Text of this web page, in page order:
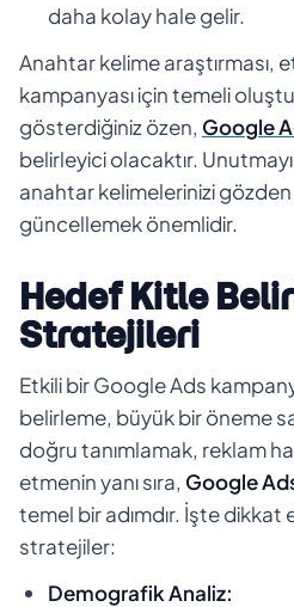
daha kolay hale gelir.
Anahtar kelime araştırması,
kampanyası için temeli
gösterdiğiniz özen, Google
belirleyici olacaktır.
anahtar kelimelerinizi
güncellemek önemlidir.
Hedef Kitle
Stratejileri
Etkili bir Google Ads
belirleme, büyük bir öneme
doğru tanımlamak, reklam
etmenin yanı sıra, Google
temel bir adımdır. İşte dikkat
stratejiler:
Demografik Analiz: